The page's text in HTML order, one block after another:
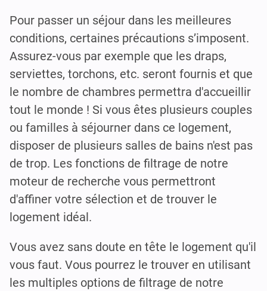
Pour passer un séjour dans les meilleures
conditions, certaines précautions s’imposent.
Assurez-vous par exemple que les draps,
serviettes, torchons, etc. seront fournis et que
le nombre de chambres permettra d'accueillir
tout le monde ! Si vous êtes plusieurs couples
ou familles à séjourner dans ce logement,
disposer de plusieurs salles de bains n'est pas
de trop. Les fonctions de filtrage de notre
moteur de recherche vous permettront
d'affiner votre sélection et de trouver le
logement idéal.
Vous avez sans doute en tête le logement qu'il
vous faut. Vous pourrez le trouver en utilisant
les multiples options de filtrage de notre